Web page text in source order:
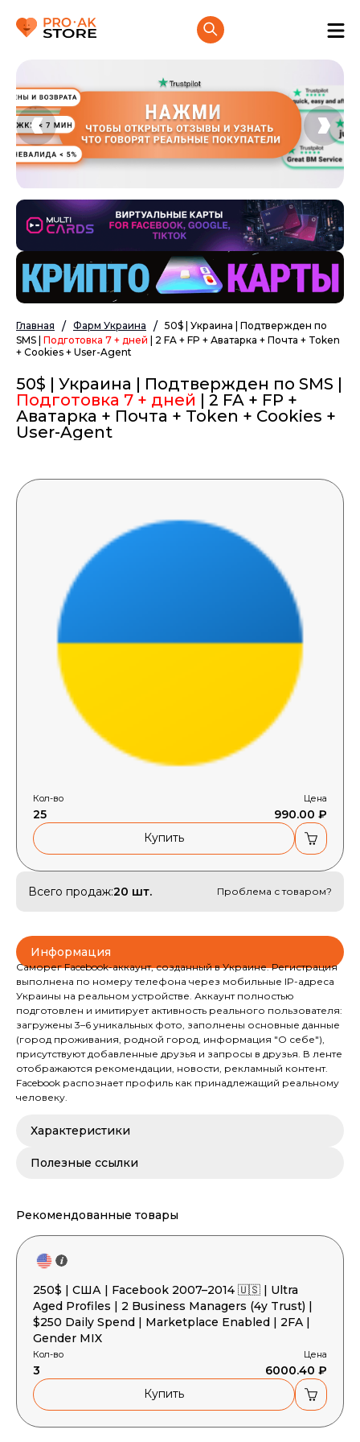
Главная Фарм Украина
50$ | Украина | Подтвержден по
SMS | Подготовка 7 + дней | 2 FA + FP + Аватарка + Почта + Token
+ Cookies + User-Agent
50$ | Украина | Подтвержден по SMS |
Подготовка 7 + дней | 2 FA + FP +
Аватарка + Почта + Token + Cookies +
User-Agent
Кол-во
25
Цена
990.00 ₽
Купить
Всего продаж:20 шт. Проблема с товаром?
Информация
Саморег Facebook-аккаунт, созданный в Украине. Регистрация
выполнена по номеру телефона через мобильные IP-адреса
Украины на реальном устройстве. Аккаунт полностью
подготовлен и имитирует активность реального пользователя:
загружены 3–6 уникальных фото, заполнены основные данные
(город проживания, родной город, информация "О себе"),
присутствуют добавленные друзья и запросы в друзья. В ленте
отображаются рекомендации, новости, рекламный контент.
Facebook распознает профиль как принадлежащий реальному
человеку.
Характеристики
Полезные ссылки
Рекомендованные товары
250$ | США | Facebook 2007–2014 🇺🇸 | Ultra
Aged Profiles | 2 Business Managers (4y Trust) |
$250 Daily Spend | Marketplace Enabled | 2FA |
Gender MIX
Кол-во
3
Цена
6000.40 ₽
Купить